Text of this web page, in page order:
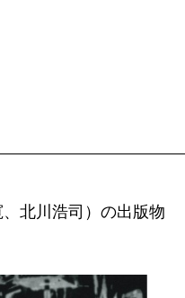
北川浩司）の出版物